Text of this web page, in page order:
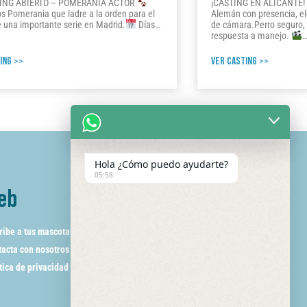
ABIERTO – POMERANIA ACTOR
Pomerania que ladre a la orden para el
una importante serie en Madrid.
Días…
>>
¡CASTING EN ALICANTE!
Alemán con presencia,
de cámara.Perro
respuesta a manejo.
…
VER CASTING >>
a tus mascotas
con nosotros
de privacidad
Hola ¿Cómo puedo ayudarte?
05:58